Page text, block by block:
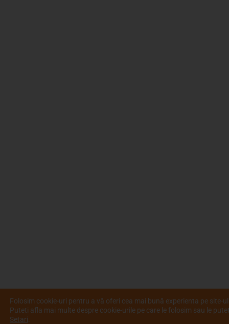
Folosim cookie-uri pentru a vă oferi cea mai bună experienta pe site-
Puteti afla mai multe despre cookie-urile pe care le folosim sau le
Setari